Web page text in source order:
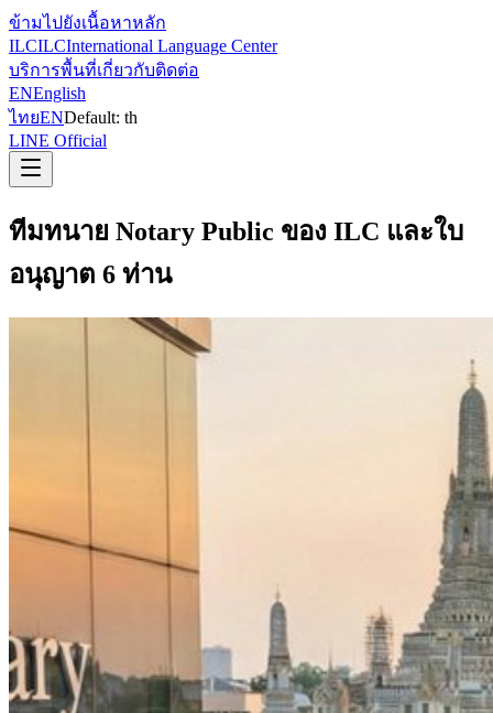
ข้ามไปยังเนื้อหาหลัก
ILCILCInternational Language Center
บริการพื้นที่เกี่ยวกับติดต่อ
ENEnglish
ไทยENDefault: th
LINE Official
ทีมทนาย Notary Public ของ ILC และใบ
อนุญาต 6 ท่าน